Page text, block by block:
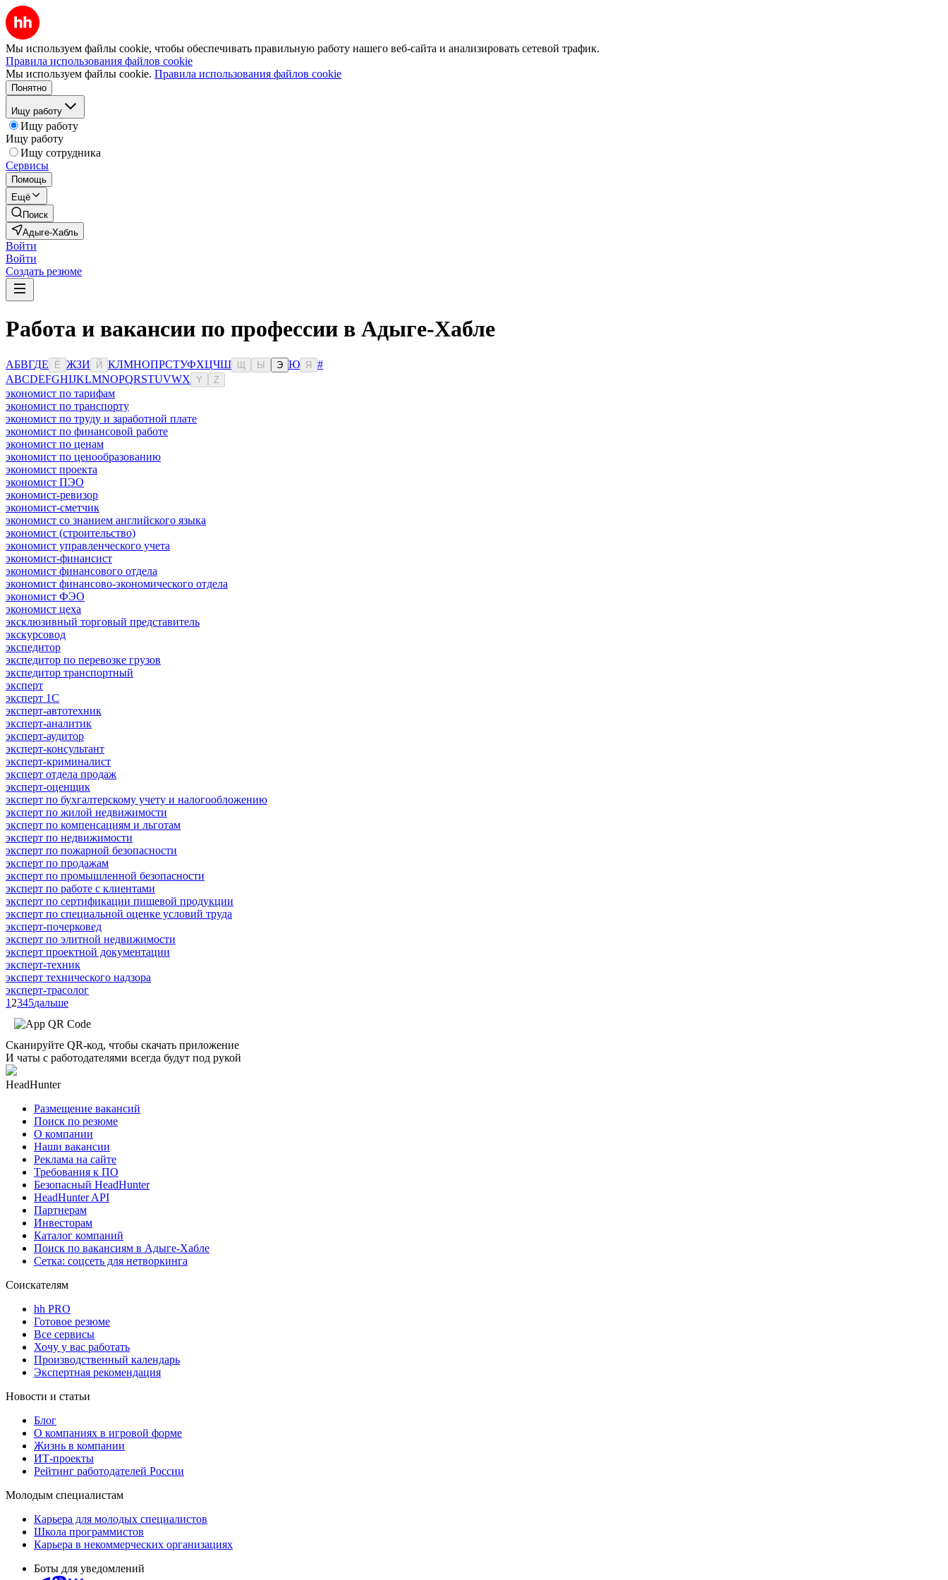
Мы используем файлы cookie, чтобы обеспечивать правильную работу нашего веб-сайта и анализировать сетевой трафик.
Правила использования файлов cookie
Мы используем файлы cookie. Правила использования файлов cookie
Понятно
Ищу работу
Ищу работу
Ищу работу
Ищу сотрудника
Сервисы
Помощь
Ещё
Поиск
Адыге-Хабль
Войти
Войти
Создать резюме
Работа и вакансии по профессии в Адыге-Хабле
АБВГДЕ Ё ЖЗИ Й КЛМНОПРСТУФХЦЧШ Ы Э Ю Я
#
ABCDEFGHIJKLMNOPQRSTUVWX Y Z
экономист по тарифам
экономист по транспорту
экономист по труду и заработной плате
экономист по финансовой работе
экономист по ценам
экономист по ценообразованию
экономист проекта
экономист ПЭО
экономист-ревизор
экономист-сметчик
экономист со знанием английского языка
экономист (строительство)
экономист управленческого учета
экономист-финансист
экономист финансового отдела
экономист финансово-экономического отдела
экономист ФЭО
экономист цеха
эксклюзивный торговый представитель
экскурсовод
экспедитор
экспедитор по перевозке грузов
экспедитор транспортный
эксперт
эксперт 1С
эксперт-автотехник
эксперт-аналитик
эксперт-аудитор
эксперт-консультант
эксперт-криминалист
эксперт отдела продаж
эксперт-оценщик
эксперт по бухгалтерскому учету и налогообложению
эксперт по жилой недвижимости
эксперт по компенсациям и льготам
эксперт по недвижимости
эксперт по пожарной безопасности
эксперт по продажам
эксперт по промышленной безопасности
эксперт по работе с клиентами
эксперт по сертификации пищевой продукции
эксперт по специальной оценке условий труда
эксперт-почерковед
эксперт по элитной недвижимости
эксперт проектной документации
эксперт-техник
эксперт технического надзора
эксперт-трасолог
1 2345дальше
Сканируйте QR-код, чтобы скачать приложение
И чаты с работодателями всегда будут под рукой
HeadHunter
Размещение вакансий
Поиск по резюме
О компании
Наши вакансии
Реклама на сайте
Требования к ПО
Безопасный HeadHunter
HeadHunter API
Партнерам
Инвесторам
Каталог компаний
Поиск по вакансиям в Адыге-Хабле
Сетка: соцсеть для нетворкинга
Соискателям
hh PRO
Готовое резюме
Все сервисы
Хочу у вас работать
Производственный календарь
Экспертная рекомендация
Новости и статьи
Блог
О компаниях в игровой форме
Жизнь в компании
ИТ-проекты
Рейтинг работодателей России
Молодым специалистам
Карьера для молодых специалистов
Школа программистов
Карьера в некоммерческих организациях
Боты для уведомлений